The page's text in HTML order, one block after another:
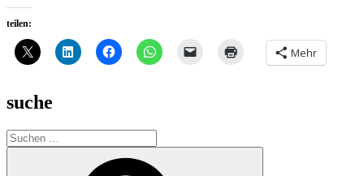
teilen:
Mehr
suche
Suche
nach: